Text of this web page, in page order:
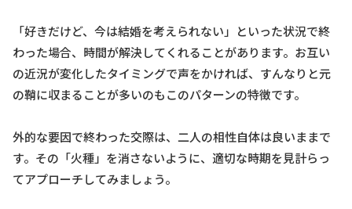
「好きだけど、今は結婚を考えられない」といった状況で終
わった場合、時間が解決してくれることがあります。お互い
の近況が変化したタイミングで声をかければ、すんなりと元
の鞘に収まることが多いのもこのパターンの特徴です。
外的な要因で終わった交際は、二人の相性自体は良いままで
す。その「火種」を消さないように、適切な時期を見計らっ
てアプローチしてみましょう。